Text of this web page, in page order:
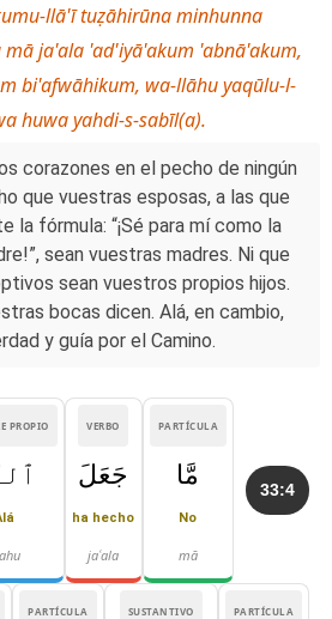
llā'ī tuẓāhirūna minhunna
ja'ala 'ad'iyā'akum 'abnā'akum,
bi'afwāhikum, wa-llāhu yaqūlu-l-
huwa yahdi-s-sabīl(a).
corazones en el pecho de ningún
que vuestras esposas, a las que
la fórmula: “¡Sé para mí como la
sean vuestras madres. Ni que
sean vuestros propios hijos.
bocas dicen. Alá, en cambio,
y guía por el Camino.
33:4
PARTÍCULA
مَّا
No
mā
VERBO
جَعَلَ
ha hecho
jaʿala
PROPIO
PARTÍCULA
SUSTANTIVO
PARTÍCULA